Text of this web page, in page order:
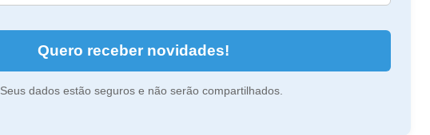
Quero receber novidades!
Seus dados estão seguros e não serão compartilhados.